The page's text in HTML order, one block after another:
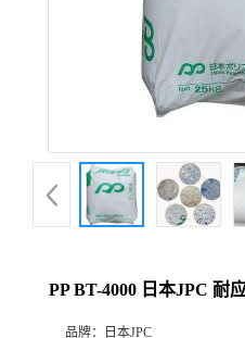
PP BT-4000 日本JPC 耐
品牌：
日本JPC